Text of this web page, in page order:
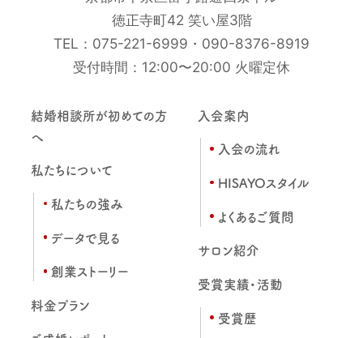
徳正寺町42 笑い屋3階
TEL： 075-221-6999 ・ 090-8376-8919
受付時間：12:00〜20:00 火曜定休
結婚相談所が初めての方
へ
私たちについて
私たちの強み
データで見る
創業ストーリー
料金プラン
入会案内
入会の流れ
HISAYOスタイル
よくあるご質問
サロン紹介
受賞実績・活動
受賞歴